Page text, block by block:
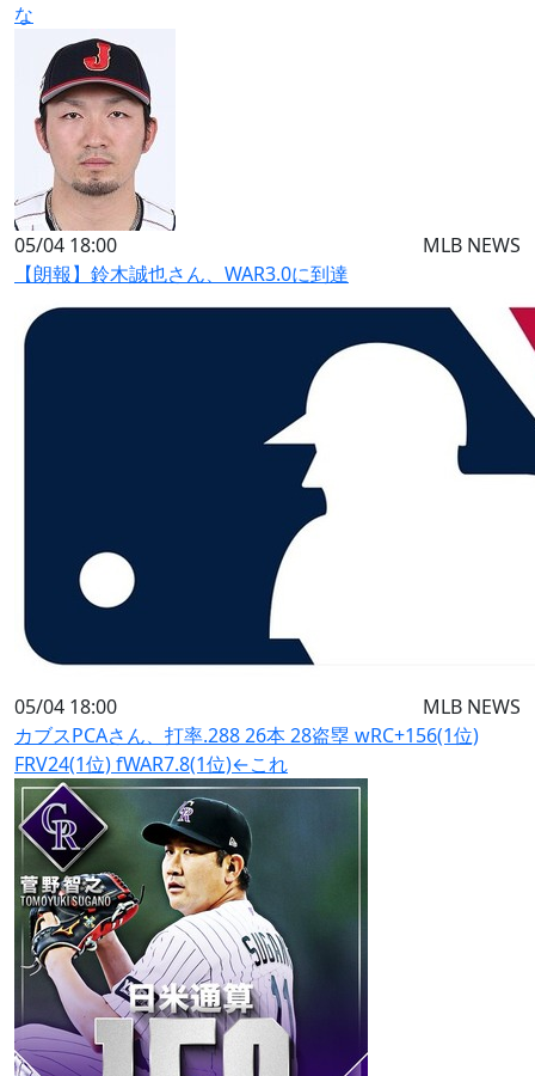
な
05/04 18:00
MLB NEWS
【朗報】鈴木誠也さん、WAR3.0に到達
05/04 18:00
MLB NEWS
カブスPCAさん、打率.288 26本 28盗塁 wRC+156(1位)
FRV24(1位) fWAR7.8(1位)←これ